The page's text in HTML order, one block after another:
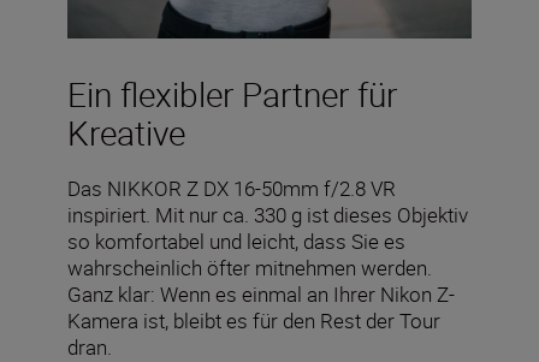
Ein flexibler Partner für
Kreative
Das NIKKOR Z DX 16-50mm f/2.8 VR
inspiriert. Mit nur ca. 330 g ist dieses Objektiv
so komfortabel und leicht, dass Sie es
wahrscheinlich öfter mitnehmen werden.
Ganz klar: Wenn es einmal an Ihrer Nikon Z-
Kamera ist, bleibt es für den Rest der Tour
dran.